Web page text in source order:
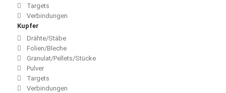
Targets
Verbindungen
Kupfer
Drähte/Stäbe
Folien/Bleche
Granulat/Pellets/Stücke
Pulver
Targets
Verbindungen